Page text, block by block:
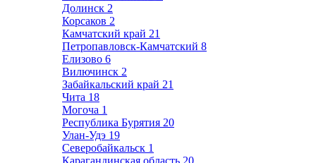
Долинск 2
Корсаков 2
Камчатский край 21
Петропавловск-Камчатский 8
Елизово 6
Вилючинск 2
Забайкальский край 21
Чита 18
Могоча 1
Республика Бурятия 20
Улан-Удэ 19
Северобайкальск 1
Карагандинская область 20